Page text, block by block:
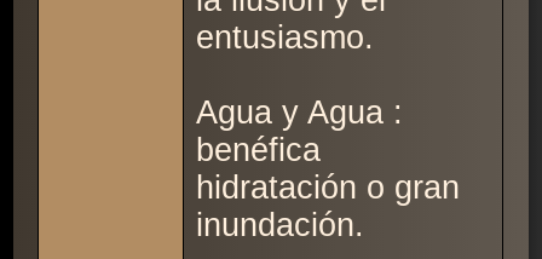
entusiasmo.
Agua y Agua :
benéfica
hidratación o gran
inundación.